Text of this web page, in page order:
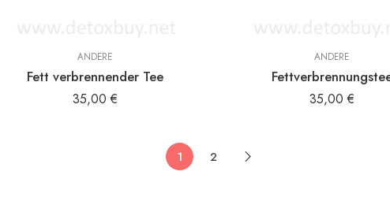
ANDERE
Fett verbrennender Tee
35,00 €
ANDERE
35,00 €
1 2